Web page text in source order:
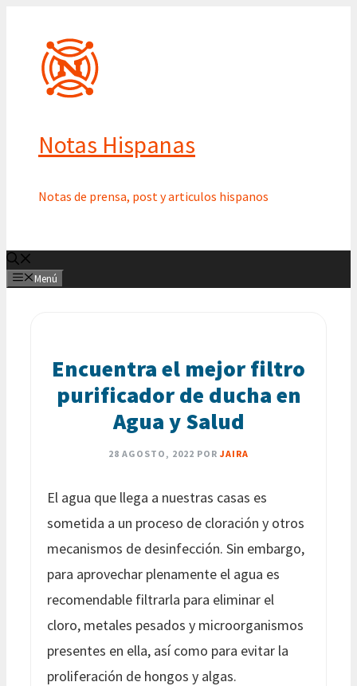
contenido
Notas Hispanas
Notas de prensa, post y articulos hispanos
Menú
Encuentra el mejor filtro
purificador de ducha en
Agua y Salud
28 AGOSTO, 2022 POR JAIRA
El agua que llega a nuestras casas es
sometida a un proceso de cloración y otros
mecanismos de desinfección. Sin embargo,
para aprovechar plenamente el agua es
recomendable filtrarla para eliminar el
cloro, metales pesados y microorganismos
presentes en ella, así como para evitar la
proliferación de hongos y algas.